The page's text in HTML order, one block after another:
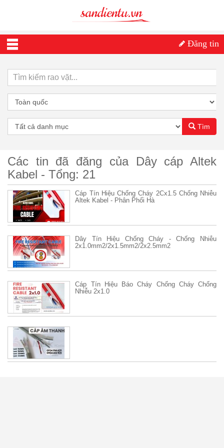
Đăng tin
Tìm
Các tin đã đăng của Dây cáp Altek
Kabel - Tổng: 21
Cáp Tín Hiệu Chống Cháy 2Cx1.5 Chống Nhiễu
Altek Kabel - Phân Phối Hà
Dây Tín Hiệu Chống Cháy - Chống Nhiễu
2x1.0mm2/2x1.5mm2/2x2.5mm2
Cáp Tín Hiệu Báo Cháy Chống Cháy Chống
Nhiễu 2x1.0